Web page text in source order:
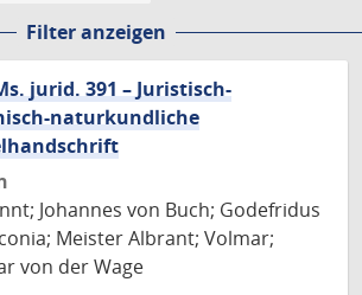
Filter anzeigen
jurid. 391 – Juristisch-
naturkundliche
Johannes von Buch; Godefridus
Meister Albrant; Volmar;
von der Wage